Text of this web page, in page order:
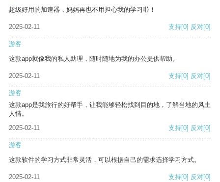
超级好用的加速器，妈妈再也不用担心我的学习啦！
2025-02-11 支持[0] 反对[0]
游客
这款app就像我的私人助理，随时随地为我的办公提供帮助。
2025-02-11 支持[0] 反对[0]
游客
这款app是我旅行的好帮手，让我能够轻松找到目的地，了解当地的风土
人情。
2025-02-11
支持[0] 反对[0]
游客
这款软件的学习方式非常灵活，可以根据自己的需求选择学习方式。
2025-02-11 支持[0] 反对[0]